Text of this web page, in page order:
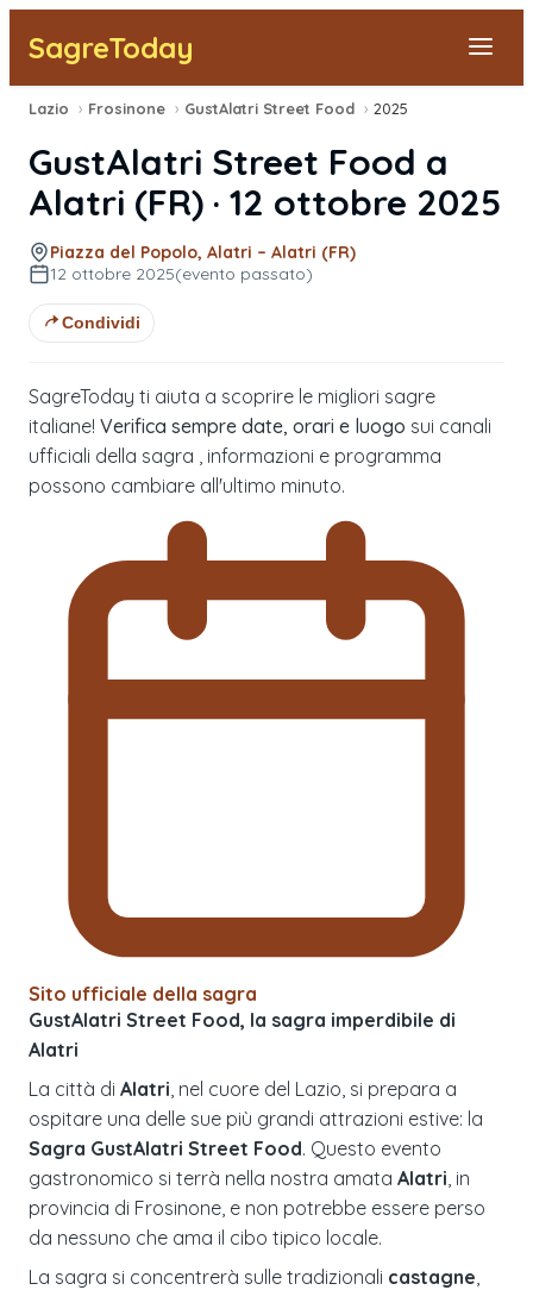
SagreToday
Segnala una sagra
Tutte le Sagre
Vicino a Me
Lazio › Frosinone › GustAlatri Street Food › 2025
GustAlatri Street Food a
Alatri (FR) · 12 ottobre 2025
Piazza del Popolo, Alatri – Alatri (FR)
12 ottobre 2025(evento passato)
Condividi
SagreToday ti aiuta a scoprire le migliori sagre
italiane! Verifica sempre date, orari e luogo sui canali
ufficiali della sagra , informazioni e programma
possono cambiare all'ultimo minuto.
Sito ufficiale della sagra
GustAlatri Street Food, la sagra imperdibile di
Alatri
La città di Alatri , nel cuore del Lazio, si prepara a
ospitare una delle sue più grandi attrazioni estive: la
Sagra GustAlatri Street Food. Questo evento
gastronomico si terrà nella nostra amata Alatri , in
provincia di Frosinone, e non potrebbe essere perso
da nessuno che ama il cibo tipico locale.
La sagra si concentrerà sulle tradizionali castagne